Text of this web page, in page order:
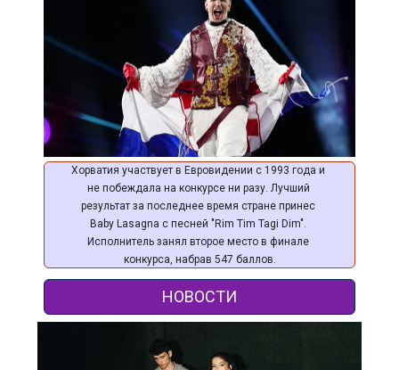
Хорватия участвует в Евровидении с 1993 года и
не побеждала на конкурсе ни разу. Лучший
результат за последнее время стране принес
Baby Lasagna с песней "Rim Tim Tagi Dim".
Исполнитель занял второе место в финале
конкурса, набрав 547 баллов.
НОВОСТИ